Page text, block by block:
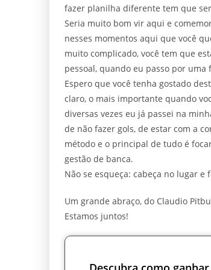
fazer planilha diferente tem que
Seria muito bom vir aqui e
nesses momentos aqui que você
muito complicado, você tem que
pessoal, quando eu passo por uma
Espero que você tenha gostado
claro, o mais importante quando
diversas vezes eu já passei na
de não fazer gols, de estar com a
método e o principal de tudo é
gestão de banca.
Não se esqueça: cabeça no lugar e
Um grande abraço, do Claudio
Estamos juntos!